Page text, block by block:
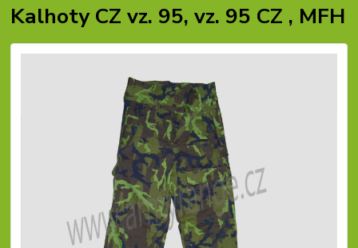
Kalhoty CZ vz. 95, vz. 95 CZ , MFH